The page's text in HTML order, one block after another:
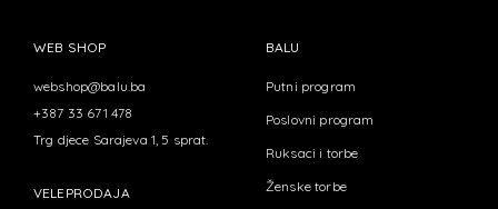
WEB SHOP
webshop@balu.ba
+387 33 671 478
Trg djece Sarajeva 1, 5 sprat.
VELEPRODAJA
BALU
Putni program
Poslovni program
Ruksaci i torbe
Ženske torbe